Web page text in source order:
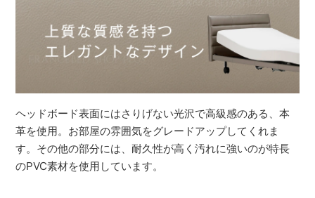
ヘッドボード表面にはさりげない光沢で高級感のある、本
革を使用。お部屋の雰囲気をグレードアップしてくれま
す。その他の部分には、耐久性が高く汚れに強いのが特長
のPVC素材を使用しています。